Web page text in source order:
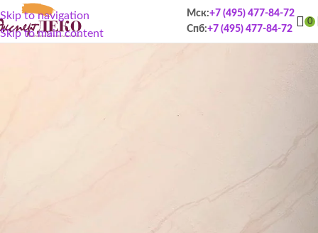
Skip to navigation
Skip to main content
Мск:+7 (495) 477-84-72
Спб:+7 (495) 477-84-72
0